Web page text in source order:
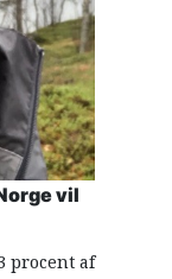
vil
procent af